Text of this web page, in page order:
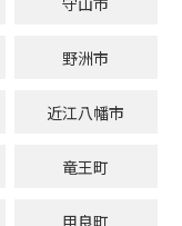
野洲市
近江八幡市
竜王町
甲良町